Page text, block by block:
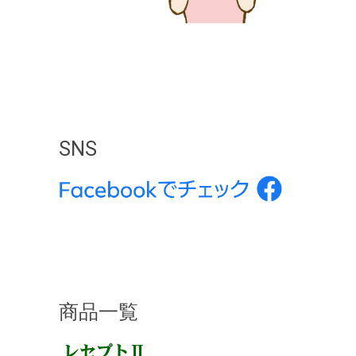
SNS
商品一覧